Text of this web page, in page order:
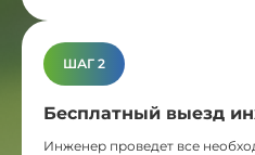
ШАГ 2
Бесплатный выезд
Инженер проведет все